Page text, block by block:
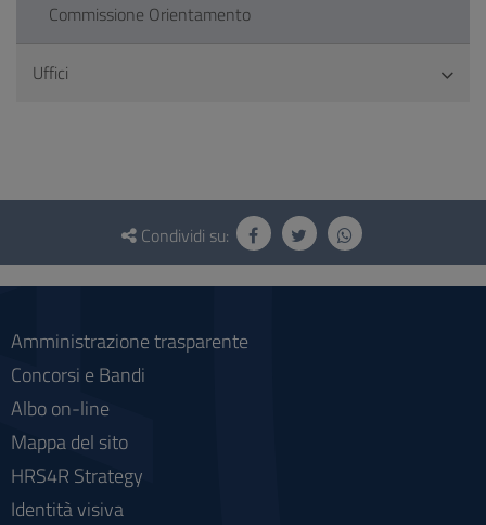
Commissione Orientamento
Uffici
Questionario
social
Condividi su:
Amministrazione trasparente
Concorsi e Bandi
Albo on-line
Mappa del sito
HRS4R Strategy
Identità visiva